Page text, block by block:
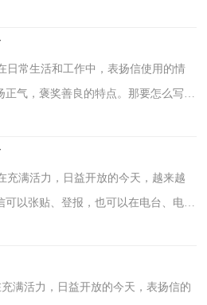
式吗？下面是小编精心...
常生活和工作中，表扬信使用的情
正气，褒奖善良的特点。那要怎么写好
理的医护人员表扬信6...
满活力，日益开放的今天，越来越
可以张贴、登报，也可以在电台、电视
吗？下面是小编为大家收...
满活力，日益开放的今天，表扬信的